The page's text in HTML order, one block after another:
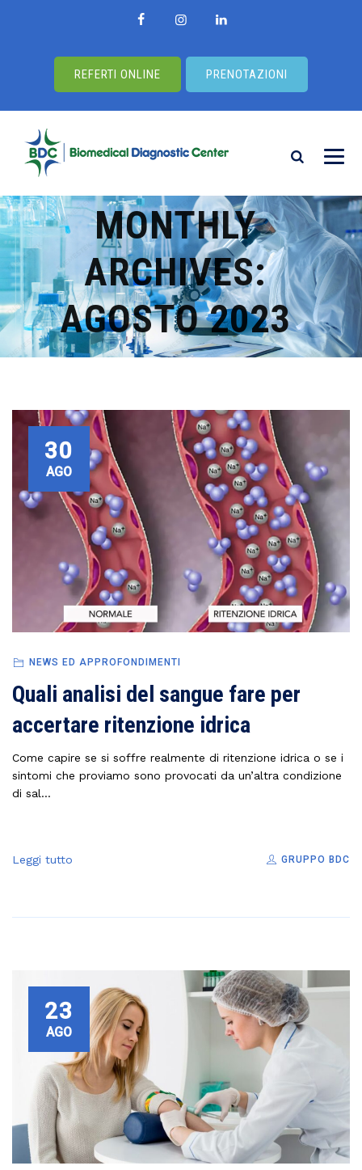
REFERTI ONLINE PRENOTAZIONI
MONTHLY
ARCHIVES:
AGOSTO 2023
30
AGO
NEWS ED APPROFONDIMENTI
Quali analisi del sangue fare per
accertare ritenzione idrica
Come capire se si soffre realmente di ritenzione idrica o se i
sintomi che proviamo sono provocati da un’altra condizione
di sal...
Leggi tutto GRUPPO BDC
23
AGO